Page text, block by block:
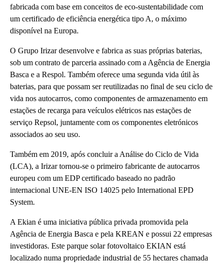
fabricada com base em conceitos de eco-sustentabilidade com
um certificado de eficiência energética tipo A, o máximo
disponível na Europa.
O Grupo Irizar desenvolve e fabrica as suas próprias baterias,
sob um contrato de parceria assinado com a Agência de Energia
Basca e a Respol. Também oferece uma segunda vida útil às
baterias, para que possam ser reutilizadas no final de seu ciclo de
vida nos autocarros, como componentes de armazenamento em
estações de recarga para veículos elétricos nas estações de
serviço Repsol, juntamente com os componentes eletrónicos
associados ao seu uso.
Também em 2019, após concluir a Análise do Ciclo de Vida
(LCA), a Irizar tornou-se o primeiro fabricante de autocarros
europeu com um EDP certificado baseado no padrão
internacional UNE-EN ISO 14025 pelo International EPD
System.
A Ekian é uma iniciativa pública privada promovida pela
Agência de Energia Basca e pela KREAN e possui 22 empresas
investidoras. Este parque solar fotovoltaico EKIAN está
localizado numa propriedade industrial de 55 hectares chamada